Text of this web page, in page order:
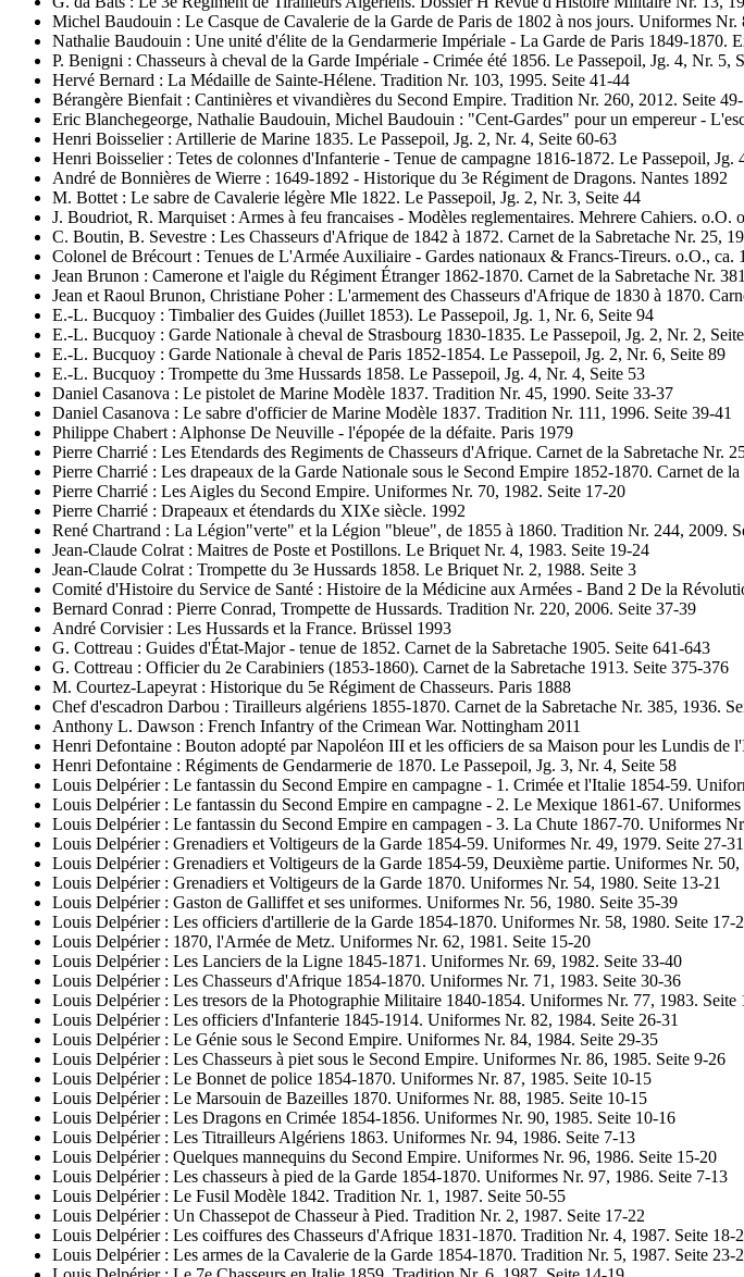
Michel Baudouin : Le Casque de Cavalerie de la Garde de Paris de 1802 à nos jours. Uniformes Nr.
Nathalie Baudouin : Une unité d'élite de la Gendarmerie Impériale - La Garde de Paris 1849-
P. Benigni : Chasseurs à cheval de la Garde Impériale - Crimée été 1856. Le Passepoil, Jg. 4, Nr. 5,
Hervé Bernard : La Médaille de Sainte-Hélene. Tradition Nr. 103, 1995. Seite 41-44
Bérangère Bienfait : Cantinières et vivandières du Second Empire. Tradition Nr. 260, 2012. Seite
Eric Blanchegeorge, Nathalie Baudouin, Michel Baudouin : "Cent-Gardes" pour un empereur -
Henri Boisselier : Artillerie de Marine 1835. Le Passepoil, Jg. 2, Nr. 4, Seite 60-63
Henri Boisselier : Tetes de colonnes d'Infanterie - Tenue de campagne 1816-1872. Le Passepoil, Jg.
André de Bonnières de Wierre : 1649-1892 - Historique du 3e Régiment de Dragons. Nantes 1892
M. Bottet : Le sabre de Cavalerie légère Mle 1822. Le Passepoil, Jg. 2, Nr. 3, Seite 44
J. Boudriot, R. Marquiset : Armes à feu francaises - Modèles reglementaires. Mehrere Cahiers. o.O.
C. Boutin, B. Sevestre : Les Chasseurs d'Afrique de 1842 à 1872. Carnet de la Sabretache Nr. 25,
Colonel de Brécourt : Tenues de L'Armée Auxiliaire - Gardes nationaux & Francs-Tireurs. o.O., ca.
Jean Brunon : Camerone et l'aigle du Régiment Étranger 1862-1870. Carnet de la Sabretache Nr.
Jean et Raoul Brunon, Christiane Poher : L'armement des Chasseurs d'Afrique de 1830 à 1870.
E.-L. Bucquoy : Timbalier des Guides (Juillet 1853). Le Passepoil, Jg. 1, Nr. 6, Seite 94
E.-L. Bucquoy : Garde Nationale à cheval de Strasbourg 1830-1835. Le Passepoil, Jg. 2, Nr. 2,
E.-L. Bucquoy : Garde Nationale à cheval de Paris 1852-1854. Le Passepoil, Jg. 2, Nr. 6, Seite 89
E.-L. Bucquoy : Trompette du 3me Hussards 1858. Le Passepoil, Jg. 4, Nr. 4, Seite 53
Daniel Casanova : Le pistolet de Marine Modèle 1837. Tradition Nr. 45, 1990. Seite 33-37
Daniel Casanova : Le sabre d'officier de Marine Modèle 1837. Tradition Nr. 111, 1996. Seite 39-41
Philippe Chabert : Alphonse De Neuville - l'épopée de la défaite. Paris 1979
Pierre Charrié : Les Etendards des Regiments de Chasseurs d'Afrique. Carnet de la Sabretache Nr.
Pierre Charrié : Les drapeaux de la Garde Nationale sous le Second Empire 1852-1870. Carnet de
Pierre Charrié : Les Aigles du Second Empire. Uniformes Nr. 70, 1982. Seite 17-20
Pierre Charrié : Drapeaux et étendards du XIXe siècle. 1992
René Chartrand : La Légion"verte" et la Légion "bleue", de 1855 à 1860. Tradition Nr. 244, 2009.
Jean-Claude Colrat : Maitres de Poste et Postillons. Le Briquet Nr. 4, 1983. Seite 19-24
Jean-Claude Colrat : Trompette du 3e Hussards 1858. Le Briquet Nr. 2, 1988. Seite 3
Comité d'Histoire du Service de Santé : Histoire de la Médicine aux Armées - Band 2 De la
Bernard Conrad : Pierre Conrad, Trompette de Hussards. Tradition Nr. 220, 2006. Seite 37-39
André Corvisier : Les Hussards et la France. Brüssel 1993
G. Cottreau : Guides d'État-Major - tenue de 1852. Carnet de la Sabretache 1905. Seite 641-643
G. Cottreau : Officier du 2e Carabiniers (1853-1860). Carnet de la Sabretache 1913. Seite 375-376
M. Courtez-Lapeyrat : Historique du 5e Régiment de Chasseurs. Paris 1888
Chef d'escadron Darbou : Tirailleurs algériens 1855-1870. Carnet de la Sabretache Nr. 385, 1936.
Anthony L. Dawson : French Infantry of the Crimean War. Nottingham 2011
Henri Defontaine : Bouton adopté par Napoléon III et les officiers de sa Maison pour les Lundis de
Henri Defontaine : Régiments de Gendarmerie de 1870. Le Passepoil, Jg. 3, Nr. 4, Seite 58
Louis Delpérier : Le fantassin du Second Empire en campagne - 1. Crimée et l'Italie 1854-59.
Louis Delpérier : Le fantassin du Second Empire en campagne - 2. Le Mexique 1861-67.
Louis Delpérier : Le fantassin du Second Empire en campagen - 3. La Chute 1867-70. Uniformes
Louis Delpérier : Grenadiers et Voltigeurs de la Garde 1854-59. Uniformes Nr. 49, 1979. Seite 27-31
Louis Delpérier : Grenadiers et Voltigeurs de la Garde 1854-59, Deuxième partie. Uniformes Nr. 50,
Louis Delpérier : Grenadiers et Voltigeurs de la Garde 1870. Uniformes Nr. 54, 1980. Seite 13-21
Louis Delpérier : Gaston de Galliffet et ses uniformes. Uniformes Nr. 56, 1980. Seite 35-39
Louis Delpérier : Les officiers d'artillerie de la Garde 1854-1870. Uniformes Nr. 58, 1980. Seite 17-
Louis Delpérier : 1870, l'Armée de Metz. Uniformes Nr. 62, 1981. Seite 15-20
Louis Delpérier : Les Lanciers de la Ligne 1845-1871. Uniformes Nr. 69, 1982. Seite 33-40
Louis Delpérier : Les Chasseurs d'Afrique 1854-1870. Uniformes Nr. 71, 1983. Seite 30-36
Louis Delpérier : Les tresors de la Photographie Militaire 1840-1854. Uniformes Nr. 77, 1983. Seite
Louis Delpérier : Les officiers d'Infanterie 1845-1914. Uniformes Nr. 82, 1984. Seite 26-31
Louis Delpérier : Le Génie sous le Second Empire. Uniformes Nr. 84, 1984. Seite 29-35
Louis Delpérier : Les Chasseurs à piet sous le Second Empire. Uniformes Nr. 86, 1985. Seite 9-26
Louis Delpérier : Le Bonnet de police 1854-1870. Uniformes Nr. 87, 1985. Seite 10-15
Louis Delpérier : Le Marsouin de Bazeilles 1870. Uniformes Nr. 88, 1985. Seite 10-15
Louis Delpérier : Les Dragons en Crimée 1854-1856. Uniformes Nr. 90, 1985. Seite 10-16
Louis Delpérier : Les Titrailleurs Algériens 1863. Uniformes Nr. 94, 1986. Seite 7-13
Louis Delpérier : Quelques mannequins du Second Empire. Uniformes Nr. 96, 1986. Seite 15-20
Louis Delpérier : Les chasseurs à pied de la Garde 1854-1870. Uniformes Nr. 97, 1986. Seite 7-13
Louis Delpérier : Le Fusil Modèle 1842. Tradition Nr. 1, 1987. Seite 50-55
Louis Delpérier : Un Chassepot de Chasseur à Pied. Tradition Nr. 2, 1987. Seite 17-22
Louis Delpérier : Les coiffures des Chasseurs d'Afrique 1831-1870. Tradition Nr. 4, 1987. Seite 18-
Louis Delpérier : Les armes de la Cavalerie de la Garde 1854-1870. Tradition Nr. 5, 1987. Seite 23-